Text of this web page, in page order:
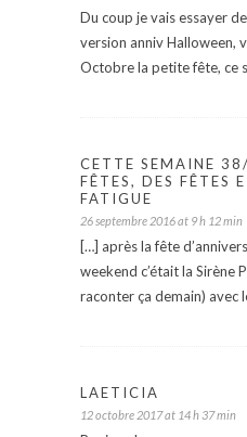
Du coup je vais essayer
version anniv Halloween,
Octobre la petite fête, ce
CETTE SEMAINE
FÊTES, DES FÊTES
FATIGUE
26 septembre 2016 at 9 h 12 min
[…] après la fête
weekend c’était la Sirène
raconter ça demain) avec
LAETICIA
12 octobre 2017 at 14 h 37 min